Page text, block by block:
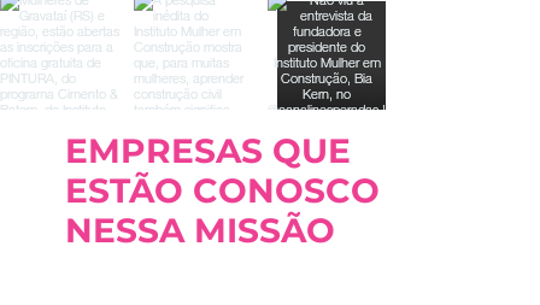
EMPRESAS QUE
ESTÃO CONOSCO
NESSA MISSÃO